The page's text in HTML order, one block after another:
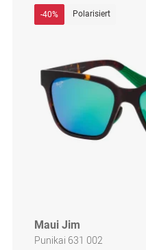
-40% Polarisiert
Maui Jim
Punikai 631 002